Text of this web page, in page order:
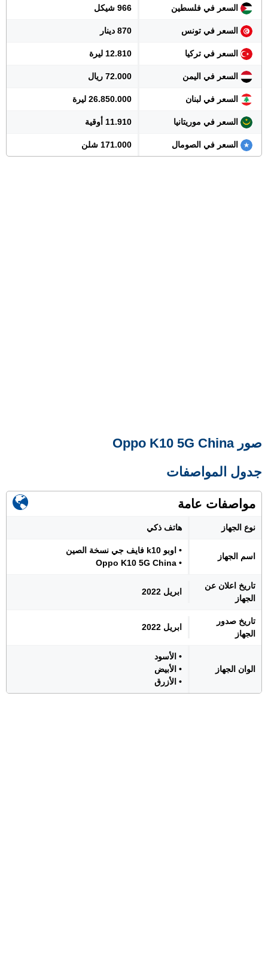
السعر في فلسطين 966 شيكل
السعر في تونس 870 دينار
السعر في تركيا 12.810 ليرة
السعر في اليمن 72.000 ريال
السعر في لبنان 26.850.000 ليرة
السعر في موريتانيا 11.910 أوقية
السعر في الصومال 171.000 شلن
صور Oppo K10 5G China
جدول المواصفات
مواصفات عامة
نوع الجهاز هاتف ذكي
اسم الجهاز
• اوبو k10 فايف جي نسخة الصين
• Oppo K10 5G China
تاريخ اعلان عن
الجهاز
ابريل 2022
تاريخ صدور
الجهاز
ابريل 2022
الوان الجهاز
• الأسود
• الأبيض
• الأزرق